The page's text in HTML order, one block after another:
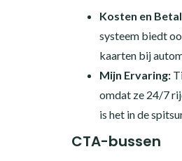
Kosten en
systeem biedt
kaarten bij
Mijn Ervaring:
omdat ze 24/7
is het in de
CTA-bussen